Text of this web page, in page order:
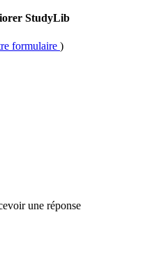
StudyLib
formulaire )
une réponse